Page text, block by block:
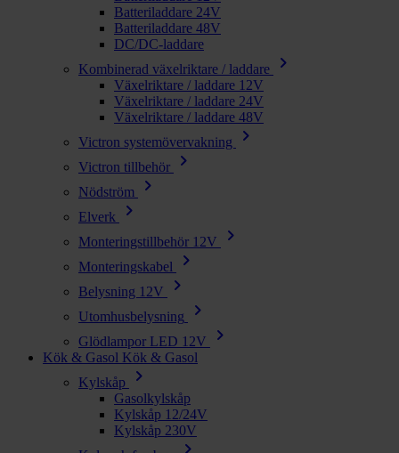
Batteriladdare 24V
Batteriladdare 48V
DC/DC-laddare
Kombinerad växelriktare / laddare
chevron_right
Växelriktare / laddare 12V
Växelriktare / laddare 24V
Växelriktare / laddare 48V
Victron systemövervakning
chevron_right
Victron tillbehör chevron_right
Nödström chevron_right
Elverk chevron_right
Monteringstillbehör 12V chevron_right
Monteringskabel chevron_right
Belysning 12V chevron_right
Utomhusbelysning chevron_right
Glödlampor LED 12V chevron_right
Kök & Gasol Kök & Gasol
Kylskåp
chevron_right
Gasolkylskåp
Kylskåp 12/24V
Kylskåp 230V